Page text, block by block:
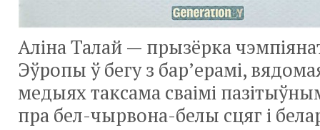
Аліна Талай — прызёрка
Эўропы ў бегу з бар’ерамі,
медыях таксама сваімі
пра бел-чырвона-белы сцяг і